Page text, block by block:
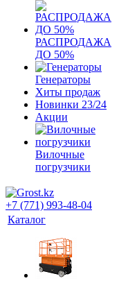
РАСПРОДАЖА
ДО 50%
Генераторы
Хиты продаж
Новинки 23/24
Акции
Вилочные
погрузчики
+7 (771) 993-48-04
Каталог